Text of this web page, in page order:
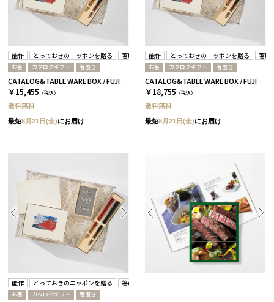
能作 とっておきのニッポンを贈る 箸蔵まつかん
お箸 カタログギフト 箸置き
CATALOG&TABLE WARE BOX / FUJI / 紅白 / 全5種 詩-C
￥15,455 （税込）
送料無料
最短8月21日(金)にお届け
能作 とっておきのニッポンを贈る 箸蔵
お箸 カタログギフト 箸置き
CATALOG&TABLE WARE BOX / FUJI / 紅白 / 全5種 伝-C
￥18,755 （税込）
送料無料
最短8月21日(金)にお届け
能作 とっておきのニッポンを贈る 箸蔵まつかん
お箸 カタログギフト 箸置き